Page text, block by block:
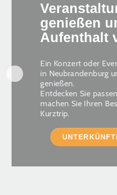
genießen
Aufenthalt
Ein Konzert oder
in Neubrandenburg
genießen.
Entdecken Sie
machen Sie Ihren
Kurztrip.